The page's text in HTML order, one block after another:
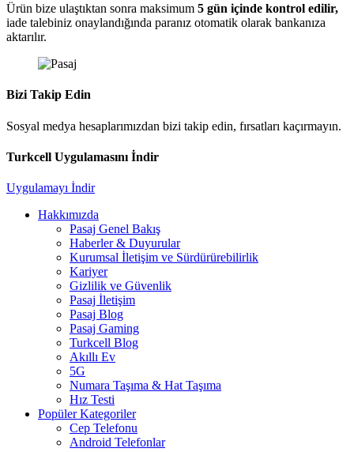
Ürün bize ulaştıktan sonra maksimum 5 gün içinde kontrol edilir,
iade talebiniz onaylandığında paranız otomatik olarak bankanıza
aktarılır.
Bizi Takip Edin
Sosyal medya hesaplarımızdan bizi takip edin, fırsatları kaçırmayın.
Turkcell Uygulamasını İndir
Uygulamayı İndir
Hakkımızda
Pasaj Genel Bakış
Haberler & Duyurular
Kurumsal İletişim ve Sürdürürebilirlik
Kariyer
Gizlilik ve Güvenlik
Pasaj İletişim
Pasaj Blog
Pasaj Gaming
Turkcell Blog
Akıllı Ev
5G
Numara Taşıma & Hat Taşıma
Hız Testi
Popüler Kategoriler
Cep Telefonu
Android Telefonlar